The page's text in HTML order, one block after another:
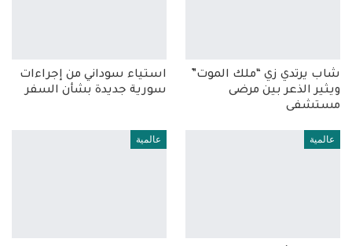
شاب يرتدي زي “ملك الموت”
ويثير الذعر بين مرضى
مستشفى
استياء سوداني من إجراءات
سورية جديدة بشأن السفر
عالمية عالمية